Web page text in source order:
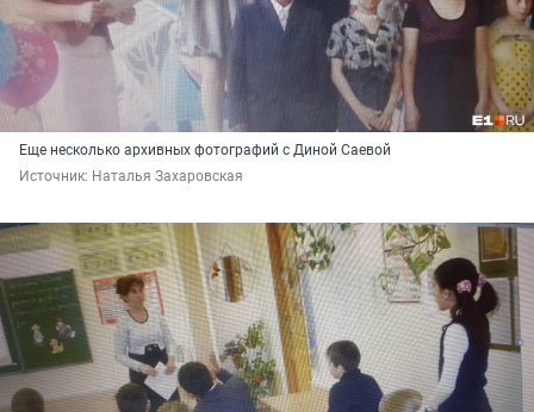
Еще несколько архивных фотографий с Диной Саевой
Источник: Наталья Захаровская